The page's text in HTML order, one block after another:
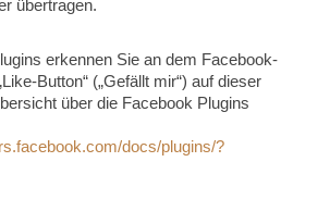
übertragen.
erkennen Sie an dem Facebook-
Button“ („Gefällt mir“) auf dieser
über die Facebook Plugins
docs/plugins/?